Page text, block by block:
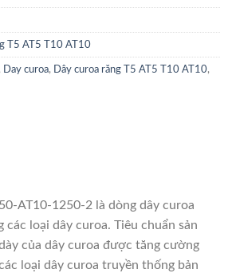
T5 AT5 T10 AT10
Day curoa, Dây curoa răng T5 AT5 T10 AT10,
AT10-1250-2 là dòng dây curoa
các loại dây curoa. Tiêu chuẩn sản
của dây curoa được tăng cường
loại dây curoa truyền thống bản